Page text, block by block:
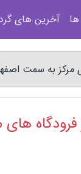
مرکز به سمت
آخرین های